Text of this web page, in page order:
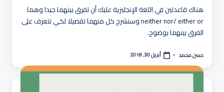
هناك قاعدتين في اللغة الإنجليزية عليك أن تفرق بينهما جيدا وهما
neither nor/ either or وسنشرح كل منهما تفصيلا لكي نتعرف على
الفرق بينهما بوضوح.
تمّ
النشر
بواسطة
حسن محمد أبريل 30, 2018